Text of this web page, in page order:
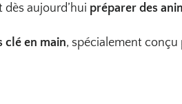
aujourd’hui préparer des
clé en main, spécialement conçu